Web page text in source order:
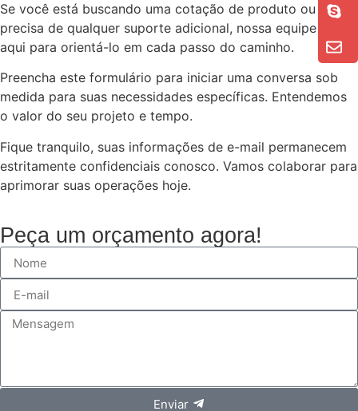
Se você está buscando uma cotação de produto ou
precisa de qualquer suporte adicional, nossa equipe está
aqui para orientá-lo em cada passo do caminho.
Preencha este formulário para iniciar uma conversa sob
medida para suas necessidades específicas. Entendemos
o valor do seu projeto e tempo.
Fique tranquilo, suas informações de e-mail permanecem
estritamente confidenciais conosco. Vamos colaborar para
aprimorar suas operações hoje.
Peça um orçamento agora!
Enviar